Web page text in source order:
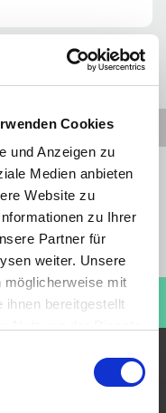
Cookies
und Anzeigen zu
Medien anbieten
Website zu
zu Ihrer
Partner für
weiter. Unsere
möglicherweise mit
ihnen bereitgestellt
weiterhin nutzen.
KÖNIG